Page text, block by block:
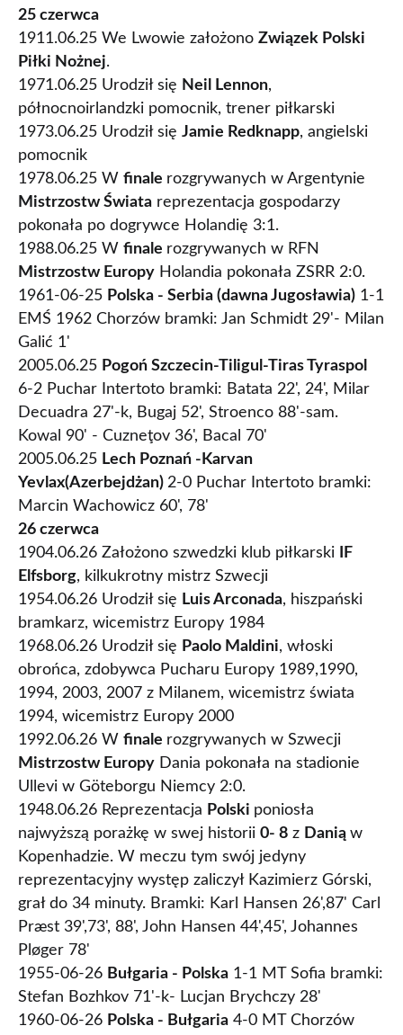
25 czerwca
1911.06.25 We Lwowie założono Związek Polski
Piłki Nożnej.
1971.06.25 Urodził się Neil Lennon,
północnoirlandzki pomocnik, trener piłkarski
1973.06.25 Urodził się Jamie Redknapp, angielski
pomocnik
1978.06.25 W finale rozgrywanych w Argentynie
Mistrzostw Świata reprezentacja gospodarzy
pokonała po dogrywce Holandię 3:1.
1988.06.25 W finale rozgrywanych w RFN
Mistrzostw Europy Holandia pokonała ZSRR 2:0.
1961-06-25 Polska - Serbia (dawna Jugosławia) 1-1
EMŚ 1962 Chorzów bramki: Jan Schmidt 29'- Milan
Galić 1'
2005.06.25 Pogoń Szczecin-Tiligul-Tiras Tyraspol
6-2 Puchar Intertoto bramki: Batata 22', 24', Milar
Decuadra 27'-k, Bugaj 52', Stroenco 88'-sam.
Kowal 90' - Cuzneţov 36', Bacal 70'
2005.06.25 Lech Poznań -Karvan
Yevlax(Azerbejdżan) 2-0 Puchar Intertoto bramki:
Marcin Wachowicz 60', 78'
26 czerwca
1904.06.26 Założono szwedzki klub piłkarski
IF
Elfsborg, kilkukrotny mistrz Szwecji
1954.06.26 Urodził się Luis Arconada, hiszpański
bramkarz, wicemistrz Europy 1984
1968.06.26 Urodził się Paolo Maldini, włoski
obrońca, zdobywca Pucharu Europy 1989,1990,
1994, 2003, 2007 z Milanem, wicemistrz świata
1994, wicemistrz Europy 2000
1992.06.26 W finale rozgrywanych w Szwecji
Mistrzostw Europy Dania pokonała na stadionie
Ullevi w Göteborgu Niemcy 2:0.
1948.06.26 Reprezentacja Polski poniosła
najwyższą porażkę w swej historii 0- 8 z Danią w
Kopenhadzie. W meczu tym swój jedyny
reprezentacyjny występ zaliczył Kazimierz Górski,
grał do 34 minuty. Bramki: Karl Hansen 26',87' Carl
Præst 39',73', 88', John Hansen 44',45', Johannes
Pløger 78'
1955-06-26 Bułgaria - Polska 1-1 MT Sofia bramki:
Stefan Bozhkov 71'-k- Lucjan Brychczy 28'
1960-06-26 Polska - Bułgaria 4-0 MT Chorzów